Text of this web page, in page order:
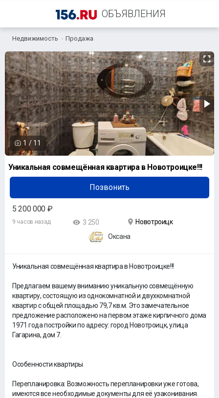
ОБЪЯВЛЕНИЯ
Недвижимость Продажа
1 / 11
Уникальная совмещённая квартира в Новотроицке!!!
Позвонить
5 200 000 ₽
9 часов назад 3 250
Новотроицк
Оксана
Уникальная совмещённая квартира в Новотроицке!!!
Предлагаем вашему вниманию уникальную совмещённую
квартиру, состоящую из однокомнатной и двухкомнатной
квартир с общей площадью 79,7 кв.м. Это замечательное
предложение расположено на первом этаже кирпичного дома
1971 года постройки по адресу: город Новотроицк, улица
Гагарина, дом 7.
Особенности квартиры
Перепланировка: Возможность перепланировки уже готова,
имеются все необходимые документы для её узаконивания.